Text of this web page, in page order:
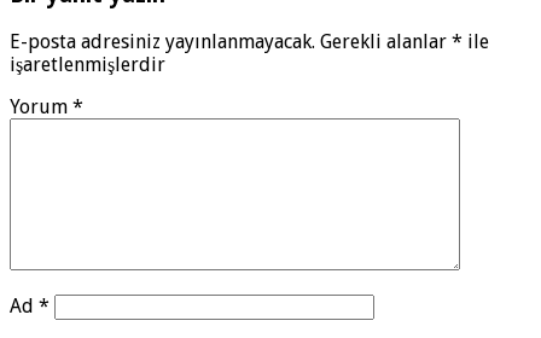
E-posta adresiniz yayınlanmayacak. Gerekli alanlar * ile
işaretlenmişlerdir
Yorum *
Ad *